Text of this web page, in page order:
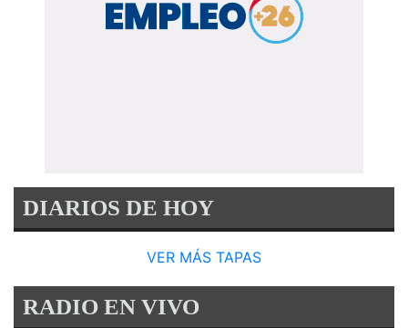
DIARIOS DE HOY
VER MÁS TAPAS
RADIO EN VIVO